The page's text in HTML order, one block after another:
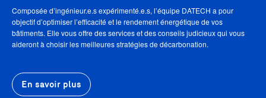
Composée d’ingénieur.e.s expérimenté.e.s, l’équipe DATECH a pour
objectif d’optimiser l’efficacité et le rendement énergétique de vos
bâtiments. Elle vous offre des services et des conseils judicieux qui vous
aideront à choisir les meilleures stratégies de décarbonation.
En savoir plus